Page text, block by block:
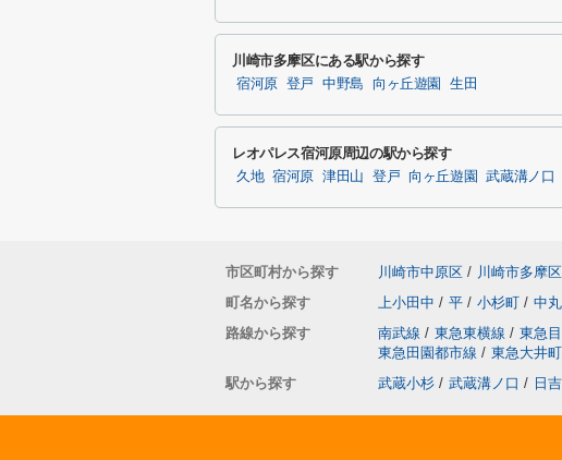
川崎市多摩区にある駅から探す
宿河原 登戸 中野島 向ヶ丘遊園 生田
レオパレス宿河原周辺の駅から探す
久地 宿河原 津田山 登戸 向ヶ丘遊園 武蔵溝ノ口
市区町村から探す 川崎市中原区 / 川崎市多摩区
町名から探す
上小田中 / 平 / 小杉町 / 中
路線から探す
南武線 / 東急東横線 / 東急
東急田園都市線 / 東急大井
駅から探す
武蔵小杉 / 武蔵溝ノ口 / 日吉